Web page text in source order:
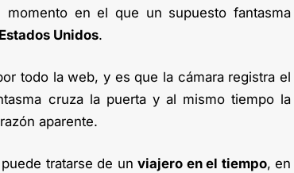
en el que un supuesto fantasma
Estados Unidos.
todo la web, y es que la cámara registra el
cruza la puerta y al mismo tiempo la
aparente.
tratarse de unviajero en el tiempo, en